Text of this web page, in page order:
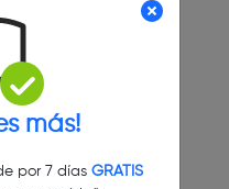
más!
por 7 días GRATIS